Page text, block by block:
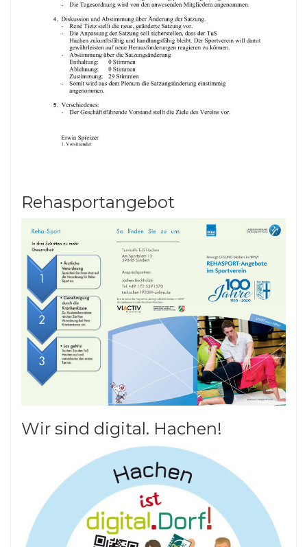
Rehasportangebot
Wir sind digital. Hachen!